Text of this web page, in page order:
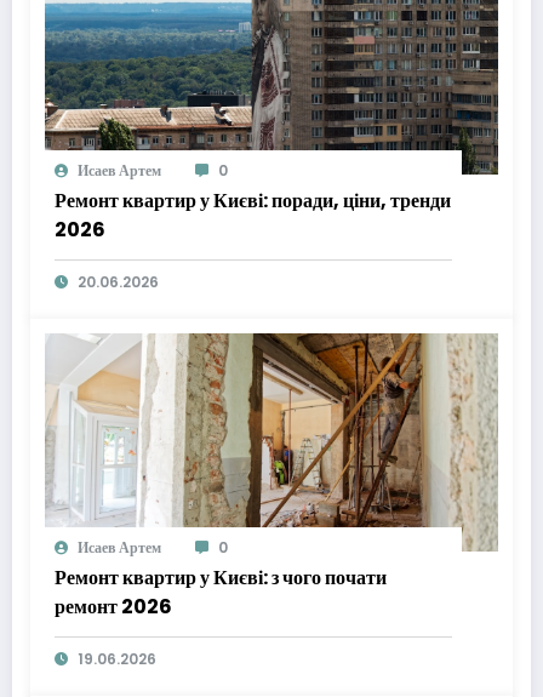
Исаев Артем 0
Ремонт квартир у Києві: поради, ціни, тренди
2026
20.06.2026
Исаев Артем 0
Ремонт квартир у Києві: з чого почати
ремонт 2026
19.06.2026